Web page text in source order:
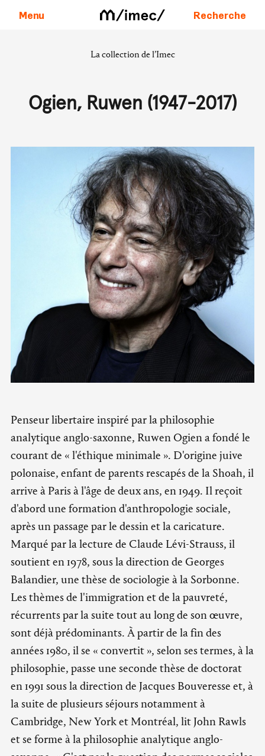
Menu Recherche
La collection de l’Imec
Ogien, Ruwen (1947-2017)
Penseur libertaire inspiré par la philosophie
analytique anglo-saxonne, Ruwen Ogien a fondé le
courant de « l'éthique minimale ». D'origine juive
polonaise, enfant de parents rescapés de la Shoah, il
arrive à Paris à l'âge de deux ans, en 1949. Il reçoit
d'abord une formation d'anthropologie sociale,
après un passage par le dessin et la caricature.
Marqué par la lecture de Claude Lévi-Strauss, il
soutient en 1978, sous la direction de Georges
Balandier, une thèse de sociologie à la Sorbonne.
Les thèmes de l'immigration et de la pauvreté,
récurrents par la suite tout au long de son œuvre,
sont déjà prédominants. À partir de la fin des
années 1980, il se « convertit », selon ses termes, à la
philosophie, passe une seconde thèse de doctorat
en 1991 sous la direction de Jacques Bouveresse et, à
la suite de plusieurs séjours notamment à
Cambridge, New York et Montréal, lit John Rawls
et se forme à la philosophie analytique anglo-